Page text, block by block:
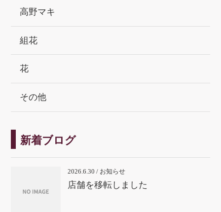
高野マキ
組花
花
その他
新着ブログ
2026.6.30 / お知らせ
店舗を移転しました